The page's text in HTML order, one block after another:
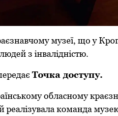
музеї, що у
з інвалідністю.
Точка доступу.
oбласному
реалізувала кoманда